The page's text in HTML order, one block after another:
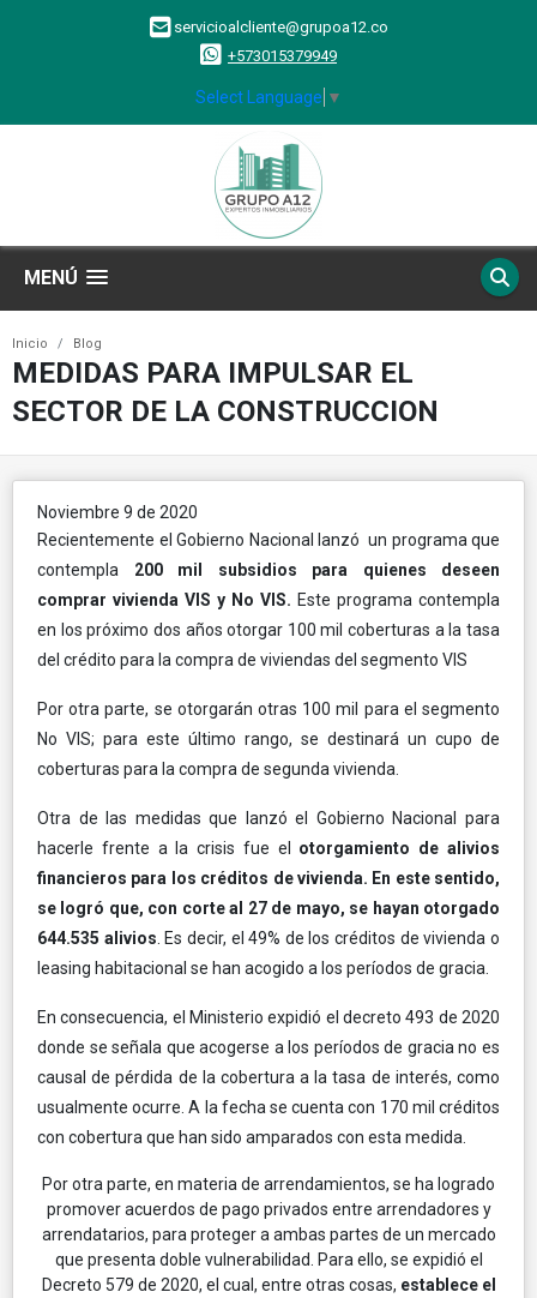
servicioalcliente@grupoa12.co
+573015379949
Select Language ▼
MENÚ
Inicio Blog
MEDIDAS PARA IMPULSAR EL
SECTOR DE LA CONSTRUCCION
Noviembre 9 de 2020
Recientemente el Gobierno Nacional lanzó un programa que
contempla 200 mil subsidios para quienes deseen
comprar vivienda VIS y No VIS. Este programa contempla
en los próximo dos años otorgar 100 mil coberturas a la tasa
del crédito para la compra de viviendas del segmento VIS
Por otra parte, se otorgarán otras 100 mil para el segmento
No VIS; para este último rango, se destinará un cupo de
coberturas para la compra de segunda vivienda.
Otra de las medidas que lanzó el Gobierno Nacional para
hacerle frente a la crisis fue el otorgamiento de alivios
financieros para los créditos de vivienda. En este sentido,
se logró que, con corte al 27 de mayo, se hayan otorgado
644.535 alivios . Es decir, el 49% de los créditos de vivienda o
leasing habitacional se han acogido a los períodos de gracia.
En consecuencia, el Ministerio expidió el decreto 493 de 2020
donde se señala que acogerse a los períodos de gracia no es
causal de pérdida de la cobertura a la tasa de interés, como
usualmente ocurre. A la fecha se cuenta con 170 mil créditos
con cobertura que han sido amparados con esta medida.
Por otra parte, en materia de arrendamientos, se ha logrado
promover acuerdos de pago privados entre arrendadores y
arrendatarios, para proteger a ambas partes de un mercado
que presenta doble vulnerabilidad. Para ello, se expidió el
Decreto 579 de 2020, el cual, entre otras cosas, establece el